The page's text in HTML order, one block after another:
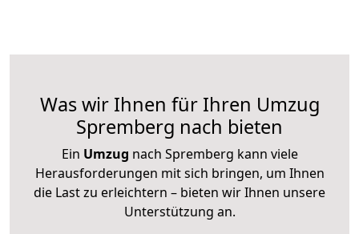
Was wir Ihnen für Ihren Umzug
Spremberg nach bieten
Ein Umzug nach Spremberg kann viele
Herausforderungen mit sich bringen, um Ihnen
die Last zu erleichtern – bieten wir Ihnen unsere
Unterstützung an.